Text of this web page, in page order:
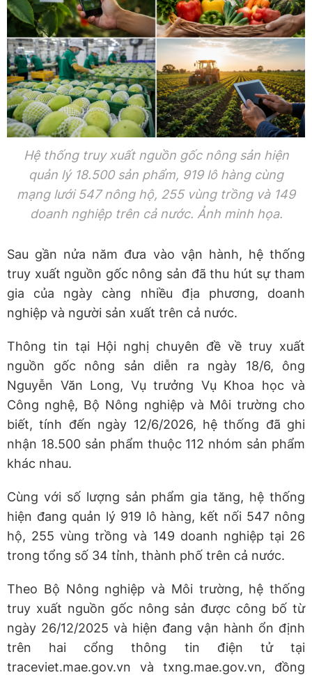
Hệ thống truy xuất nguồn gốc nông sản hiện
quản lý 18.500 sản phẩm, 919 lô hàng cùng
mạng lưới 547 nông hộ, 255 vùng trồng và 149
doanh nghiệp trên cả nước. Ảnh minh họa.
Sau gần nửa năm đưa vào vận hành, hệ thống
truy xuất nguồn gốc nông sản đã thu hút sự tham
gia của ngày càng nhiều địa phương, doanh
nghiệp và người sản xuất trên cả nước.
Thông tin tại Hội nghị chuyên đề về truy xuất
nguồn gốc nông sản diễn ra ngày 18/6, ông
Nguyễn Văn Long, Vụ trưởng Vụ Khoa học và
Công nghệ, Bộ Nông nghiệp và Môi trường cho
biết, tính đến ngày 12/6/2026, hệ thống đã ghi
nhận 18.500 sản phẩm thuộc 112 nhóm sản phẩm
khác nhau.
Cùng với số lượng sản phẩm gia tăng, hệ thống
hiện đang quản lý 919 lô hàng, kết nối 547 nông
hộ, 255 vùng trồng và 149 doanh nghiệp tại 26
trong tổng số 34 tỉnh, thành phố trên cả nước.
Theo Bộ Nông nghiệp và Môi trường, hệ thống
truy xuất nguồn gốc nông sản được công bố từ
ngày 26/12/2025 và hiện đang vận hành ổn định
trên hai cổng thông tin điện tử tại
traceviet.mae.gov.vn và txng.mae.gov.vn, đồng